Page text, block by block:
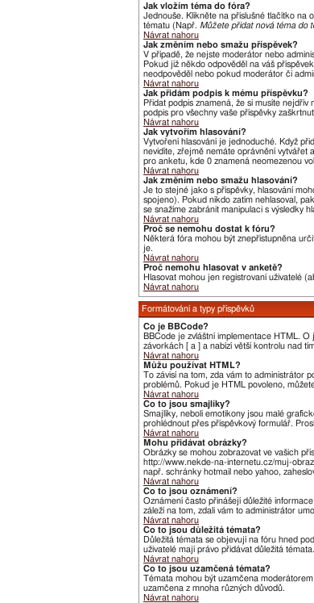
Jak vložím téma do fóra?
Jednouše. Klikněte na příslušné tlačítko na
tématu (Např. Můžete přidat nová téma do
Návrat nahoru
Jak změním nebo smažu příspěvek?
V případě, že nejste moderátor nebo
Pokud již někdo odpověděl na váš
neodpověděl nebo pokud moderátor či
Návrat nahoru
Jak přidám podpis k mému příspěvku?
Přidat podpis znamená, že si musíte
podpis pro všechny vaše příspěvky
Návrat nahoru
Jak vytvořím hlasování?
Vytvoření hlasování je jednoduché. Když
nevidíte, zřejmě nemáte oprávnění vytvářet
pro anketu, kde 0 znamená neomezenou
Návrat nahoru
Jak změním nebo smažu hlasování?
Je to stejné jako s příspěvky, hlasování
spojeno). Pokud nikdo zatím nehlasoval,
se snažíme zabránit manipulaci s výsledky
Návrat nahoru
Proč se nemohu dostat k fóru?
Některá fóra mohou být znepřístupněna
je.
Návrat nahoru
Proč nemohu hlasovat v anketě?
Hlasovat mohou jen registrovaní uživatelé
Návrat nahoru
Formátování a typy příspěvků
Co je BBCode?
BBCode je zvláštní implementace HTML.
závorkách [ a ] a nabízí větší kontrolu nad
Návrat nahoru
Můžu používat HTML?
To závisí na tom, zda vám to administrátor
problémů. Pokud je HTML povoleno,
Návrat nahoru
Co to jsou smajlíky?
Smajlíky, neboli emotikony jsou malé
prohlédnout přes příspěvkový formulář.
Návrat nahoru
Mohu přidávat obrázky?
Obrázky se mohou zobrazovat ve vašich
http://www.nekde-na-internetu.cz/muj-
např. schránky hotmail nebo yahoo,
Návrat nahoru
Co to jsou oznámení?
Oznámení často přinášejí důležité
záleží na tom, zdali vám to administrátor
Návrat nahoru
Co to jsou důležitá témata?
Důležitá témata se objevují na fóru hned
uživatelé mají právo přidávat důležitá témata.
Návrat nahoru
Co to jsou uzamčená témata?
Témata mohou být uzamčena
uzamčena z mnoha různých důvodů.
Návrat nahoru